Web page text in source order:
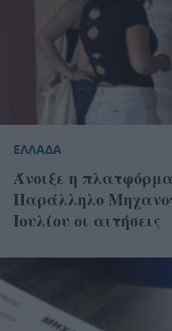
ΕΛΛΑΔΑ
Άνοιξε η
Παράλληλο
Ιουλίου οι αιτήσεις